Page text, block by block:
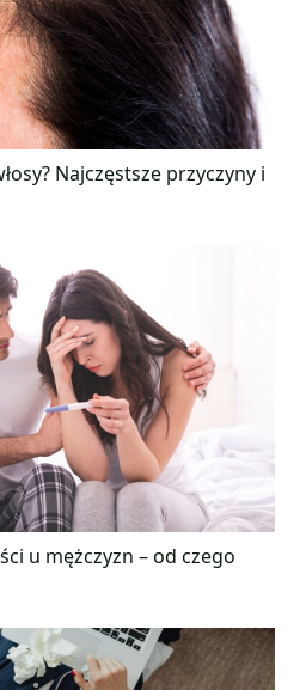
Najczęstsze przyczyny i
u mężczyzn – od czego